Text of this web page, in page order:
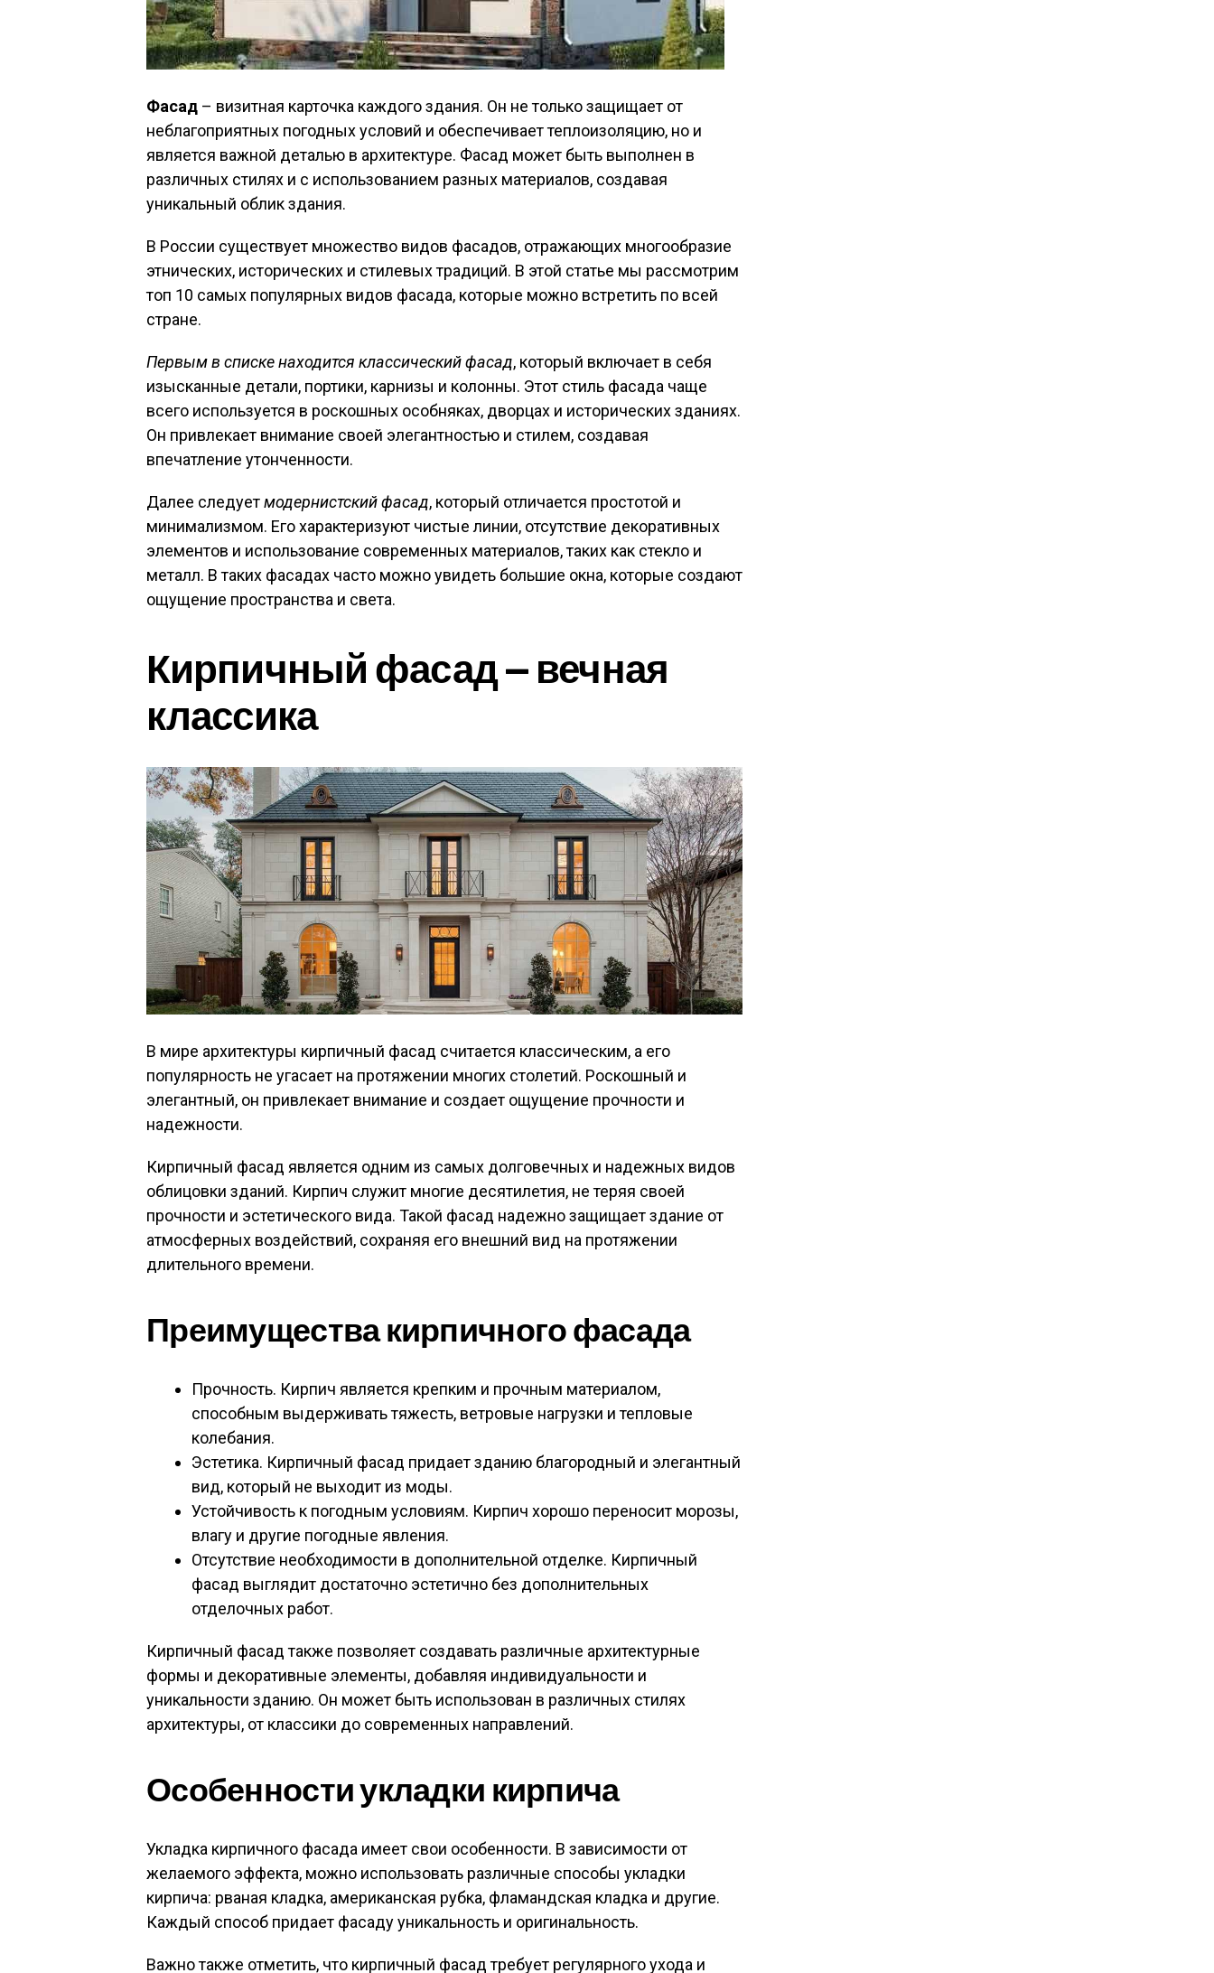
Фасад – визитная карточка каждого здания. Он не только защищает от
неблагоприятных погодных условий и обеспечивает теплоизоляцию, но и
является важной деталью в архитектуре. Фасад может быть выполнен в
различных стилях и с использованием разных материалов, создавая
уникальный облик здания.
В России существует множество видов фасадов, отражающих многообразие
этнических, исторических и стилевых традиций. В этой статье мы рассмотрим
топ 10 самых популярных видов фасада, которые можно встретить по всей
стране.
Первым в списке находится классический фасад, который включает в себя
изысканные детали, портики, карнизы и колонны. Этот стиль фасада чаще
всего используется в роскошных особняках, дворцах и исторических зданиях.
Он привлекает внимание своей элегантностью и стилем, создавая
впечатление утонченности.
Далее следуетмодернистский фасад, который отличается простотой и
минимализмом. Его характеризуют чистые линии, отсутствие декоративных
элементов и использование современных материалов, таких как стекло и
металл. В таких фасадах часто можно увидеть большие окна, которые создают
ощущение пространства и света.
Кирпичный фасад — вечная
классика
В мире архитектуры кирпичный фасад считается классическим, а его
популярность не угасает на протяжении многих столетий. Роскошный и
элегантный, он привлекает внимание и создает ощущение прочности и
надежности.
Кирпичный фасад является одним из самых долговечных и надежных видов
облицовки зданий. Кирпич служит многие десятилетия, не теряя своей
прочности и эстетического вида. Такой фасад надежно защищает здание от
атмосферных воздействий, сохраняя его внешний вид на протяжении
длительного времени.
Преимущества кирпичного фасада
Прочность. Кирпич является крепким и прочным материалом,
способным выдерживать тяжесть, ветровые нагрузки и тепловые
колебания.
Эстетика. Кирпичный фасад придает зданию благородный и элегантный
вид, который не выходит из моды.
Устойчивость к погодным условиям. Кирпич хорошо переносит морозы,
влагу и другие погодные явления.
Отсутствие необходимости в дополнительной отделке. Кирпичный
фасад выглядит достаточно эстетично без дополнительных
отделочных работ.
Кирпичный фасад также позволяет создавать различные архитектурные
формы и декоративные элементы, добавляя индивидуальности и
уникальности зданию. Он может быть использован в различных стилях
архитектуры, от классики до современных направлений.
Особенности укладки кирпича
Укладка кирпичного фасада имеет свои особенности. В зависимости от
желаемого эффекта, можно использовать различные способы укладки
кирпича: рваная кладка, американская рубка, фламандская кладка и другие.
Каждый способ придает фасаду уникальность и оригинальность.
Важно также отметить, что кирпичный фасад требует регулярного ухода и